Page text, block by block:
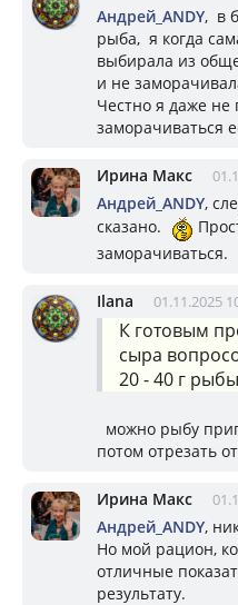
Андрей_ANDY, в
рыба, я когда
выбирала из
и не
Честно я даже
заморачиваться
Ирина Макс
Андрей_ANDY,
сказано.
заморачиваться.
Ilana 01.11.2025
К готовым
сыра
20 - 40 г
можно рыбу
потом отрезать
Ирина Макс
Андрей_ANDY,
Но мой рацион,
отличные
результату.